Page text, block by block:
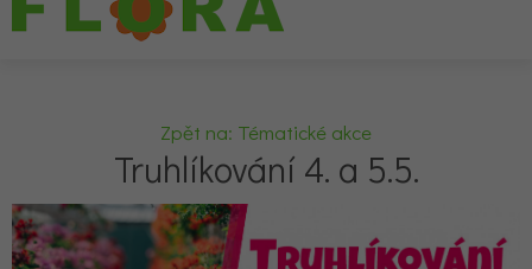
Zpět na: Tématické akce
Truhlíkování 4. a 5.5.